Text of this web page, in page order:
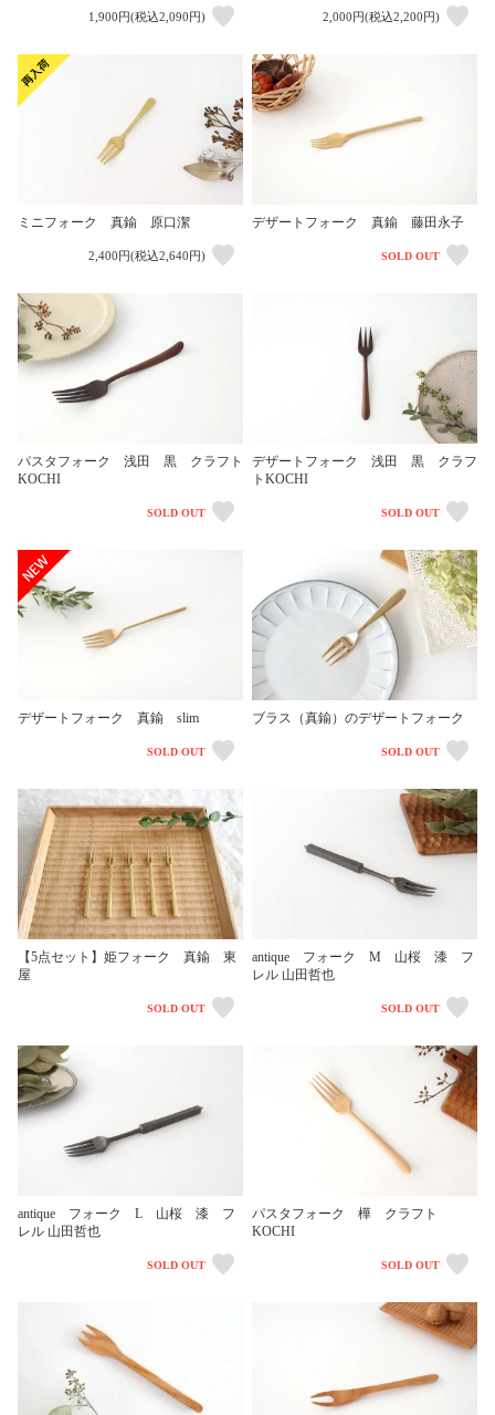
1,900円(税込2,090円) 2,000円(税込2,200円)
ミニフォーク 真鍮 原口潔
2,400円(税込2,640円)
デザートフォーク 真鍮 藤田永子
SOLD OUT
パスタフォーク 浅田 黒 クラフト
KOCHI
SOLD OUT
デザートフォーク 浅田 黒 クラフ
トKOCHI
SOLD OUT
デザートフォーク 真鍮 slim
SOLD OUT
ブラス（真鍮）のデザートフォーク
SOLD OUT
【5点セット】姫フォーク 真鍮 東
屋
SOLD OUT
antique フォーク M 山桜 漆 フ
レル 山田哲也
SOLD OUT
antique フォーク L 山桜 漆 フ
レル 山田哲也
SOLD OUT
パスタフォーク 樺 クラフト
KOCHI
SOLD OUT